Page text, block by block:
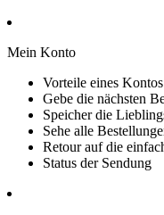
Mein Konto
Vorteile eines
Gebe die nächsten
Speicher die
Sehe alle
Retour auf die
Status der Sendung